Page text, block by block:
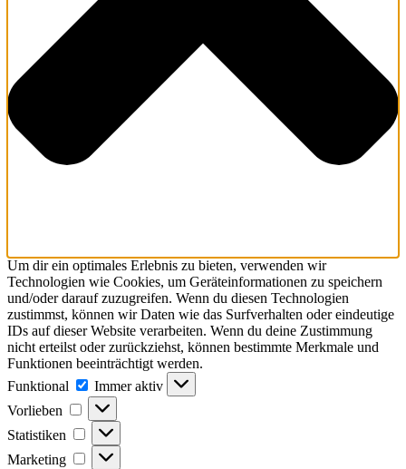
Um dir ein optimales Erlebnis zu bieten, verwenden wir
Technologien wie Cookies, um Geräteinformationen zu speichern
und/oder darauf zuzugreifen. Wenn du diesen Technologien
zustimmst, können wir Daten wie das Surfverhalten oder eindeutige
IDs auf dieser Website verarbeiten. Wenn du deine Zustimmung
nicht erteilst oder zurückziehst, können bestimmte Merkmale und
Funktionen beeinträchtigt werden.
Funktional
Funktional
Immer aktiv
Vorlieben
Vorlieben
Statistiken Statistiken
Marketing Marketing